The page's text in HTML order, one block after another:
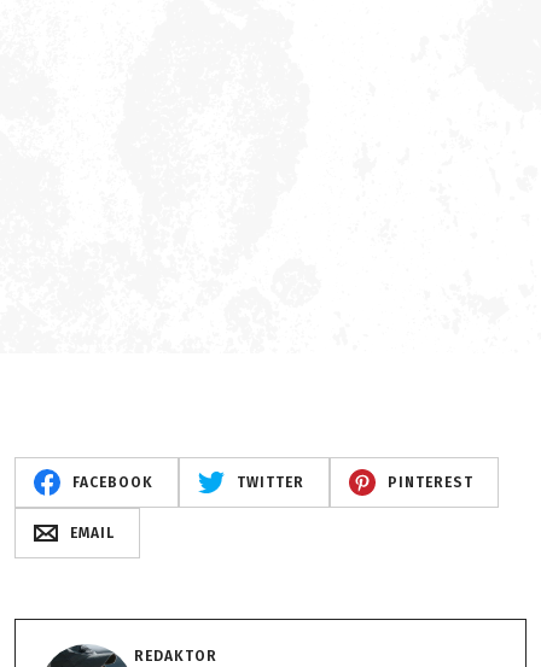
FACEBOOK TWITTER PINTEREST
EMAIL
REDAKTOR